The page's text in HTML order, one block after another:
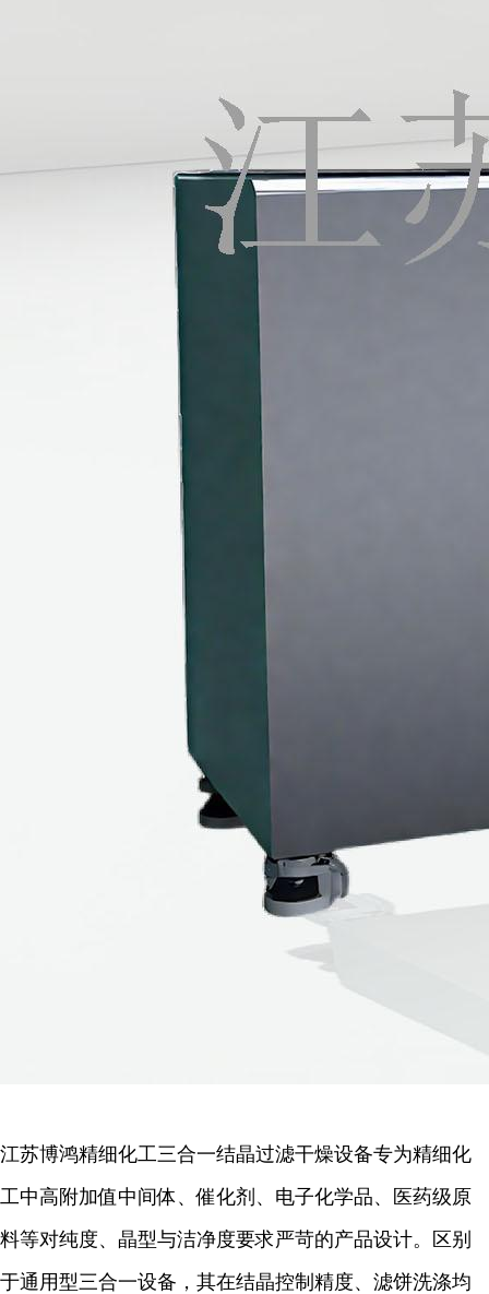
江苏博鸿精细化工三合一结晶过滤干燥设备专为精细化
工中高附加值中间体、催化剂、电子化学品、医药级原
料等对纯度、晶型与洁净度要求严苛的产品设计。区别
于通用型三合一设备，其在结晶控制精度、滤饼洗涤均